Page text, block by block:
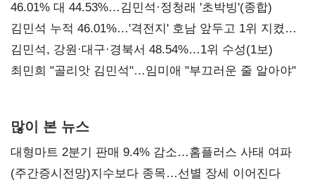
대표된 양 당직 배분"
46.01% 대 44.53%…김민석·정청래 '초박빙'(종합)
김민석 누적 46.01%…'격전지' 호남 앞두고 1위 지켰다
(2보)
김민석, 강원·대구·경북서 48.54%…1위 수성(1보)
최민희 "골리앗 김민석"…임미애 "부끄러운 줄 알아야"
많이 본 뉴스
대형마트 2분기 판매 9.4% 감소…홈플러스 사태 여파
(주간증시전망)지수보다 종목…선별 장세 이어진다